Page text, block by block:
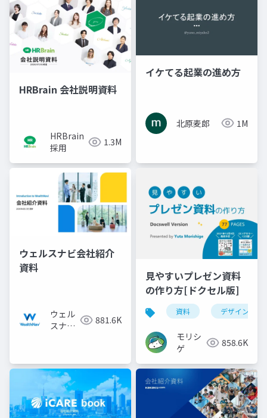
HRBrain 会社説明資料
HRBrain
採用
1.3M
イケてる起業の進め方
北原麦郎 1M
ウェルスナビ会社紹介
資料
ウェル
スナビ
881.6K
見やすいプレゼン資料
の作り方[ドクセル版]
資料 デザイン
モリシ
ゲ
858.6K